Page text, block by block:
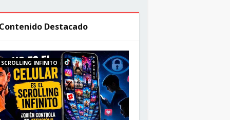
Destacado
SCROLLING INFINITO